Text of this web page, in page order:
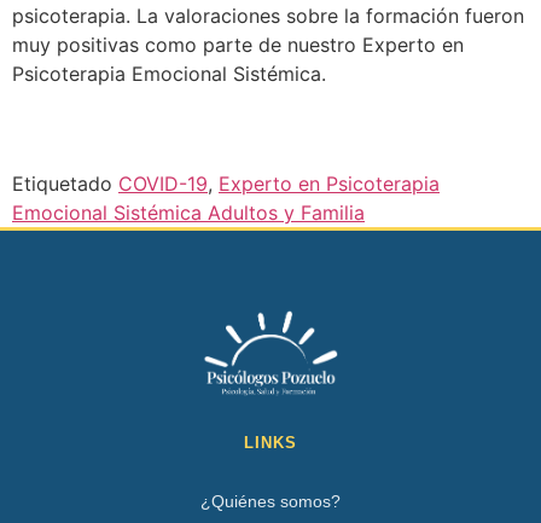
psicoterapia. La valoraciones sobre la formación fueron
muy positivas como parte de nuestro Experto en
Psicoterapia Emocional Sistémica.
Etiquetado COVID-19, Experto en Psicoterapia
Emocional Sistémica Adultos y Familia
LINKS
¿Quiénes somos?